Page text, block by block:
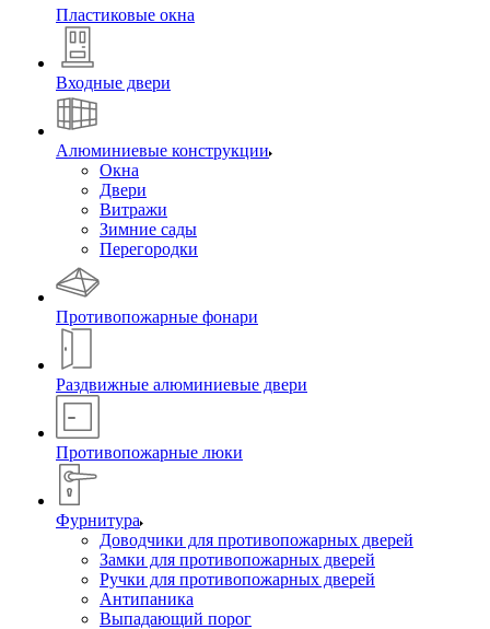
Пластиковые окна
Входные двери
Алюминиевые конструкции
Окна
Двери
Витражи
Зимние сады
Перегородки
Противопожарные фонари
Раздвижные алюминиевые двери
Противопожарные люки
Фурнитура
Доводчики для противопожарных дверей
Замки для противопожарных дверей
Ручки для противопожарных дверей
Антипаника
Выпадающий порог